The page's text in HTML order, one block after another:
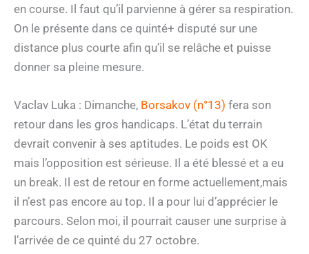
en course. Il faut qu’il parvienne à gérer sa respiration.
On le présente dans ce quinté+ disputé sur une
distance plus courte afin qu’il se relâche et puisse
donner sa pleine mesure.
Vaclav Luka : Dimanche, Borsakov (n°13) fera son
retour dans les gros handicaps. L’état du terrain
devrait convenir à ses aptitudes. Le poids est OK
mais l’opposition est sérieuse. Il a été blessé et a eu
un break. Il est de retour en forme actuellement,mais
il n’est pas encore au top. Il a pour lui d’apprécier le
parcours. Selon moi, il pourrait causer une surprise à
l’arrivée de ce quinté du 27 octobre.